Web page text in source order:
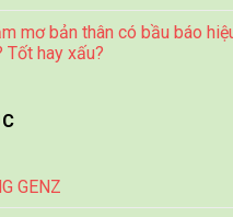
mơ bản thân có bầu báo
Tốt hay xấu?
GENZ